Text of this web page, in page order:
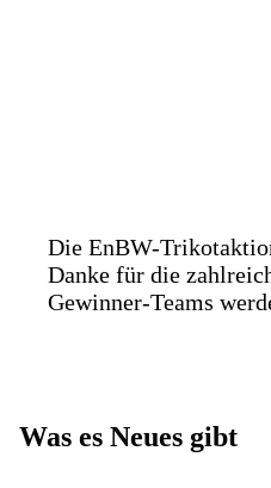
Die EnBW-
Danke für die
Gewinner-Teams
Was es Neues gibt